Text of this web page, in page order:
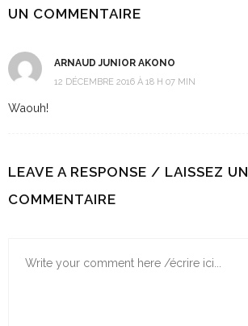
UN COMMENTAIRE
ARNAUD JUNIOR AKONO
12 DÉCEMBRE 2016 À 18 H 07 MIN
Waouh!
LEAVE A RESPONSE / LAISSEZ UN
COMMENTAIRE